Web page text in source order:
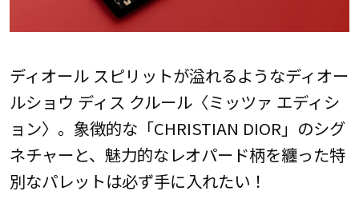
ディオール スピリットが溢れるようなディオー
ルショウ ディス クルール〈ミッツァ エディシ
ョン〉。象徴的な「CHRISTIAN DIOR」のシグ
ネチャーと、魅力的なレオパード柄を纏った特
別なパレットは必ず手に入れたい！